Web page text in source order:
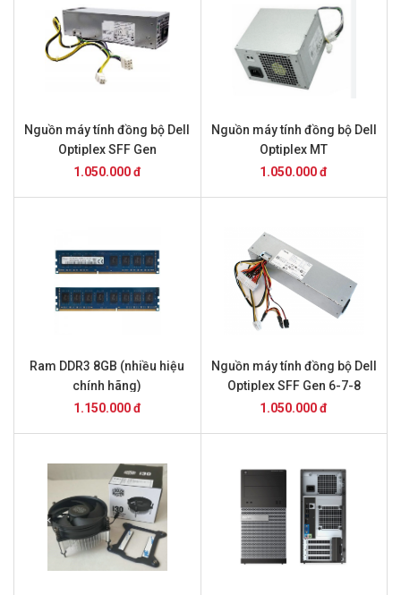
Nguồn máy tính đồng bộ Dell
Optiplex SFF Gen
1.050.000 đ
Nguồn máy tính đồng bộ Dell
Optiplex MT
1.050.000 đ
Ram DDR3 8GB (nhiều hiệu
chính hãng)
1.150.000 đ
Nguồn máy tính đồng bộ Dell
Optiplex SFF Gen 6-7-8
1.050.000 đ